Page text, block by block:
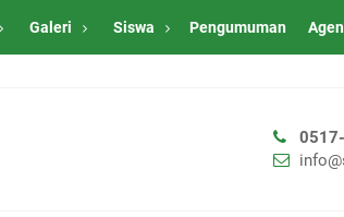
Galeri Siswa Pengumuman